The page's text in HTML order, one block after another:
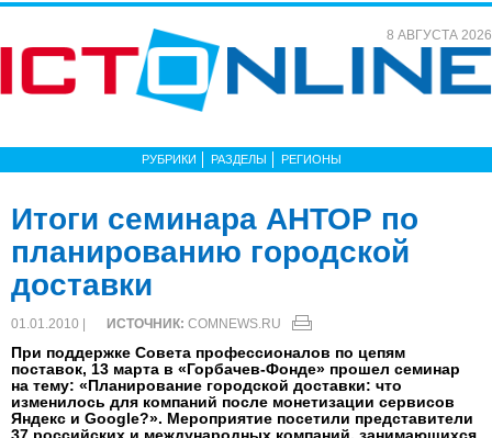
8 АВГУСТА 2026
РУБРИКИ РАЗДЕЛЫ РЕГИОНЫ
Итоги семинара АНТОР по
планированию городской
доставки
01.01.2010 | ИСТОЧНИК: COMNEWS.RU
При поддержке Совета профессионалов по цепям
поставок, 13 марта в «Горбачев-Фонде» прошел семинар
на тему: «Планирование городской доставки: что
изменилось для компаний после монетизации сервисов
Яндекс и Google?». Мероприятие посетили представители